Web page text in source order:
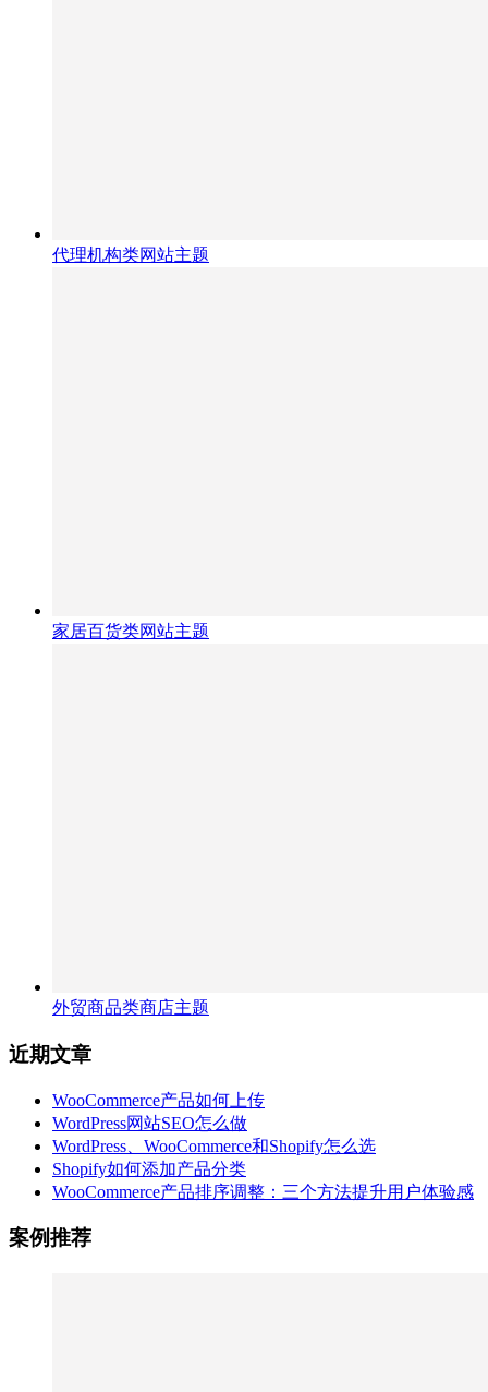
代理机构类网站主题
家居百货类网站主题
外贸商品类商店主题
近期文章
WooCommerce产品如何上传
WordPress网站SEO怎么做
WordPress、WooCommerce和Shopify怎么选
Shopify如何添加产品分类
WooCommerce产品排序调整：三个方法提升用户体验感
案例推荐